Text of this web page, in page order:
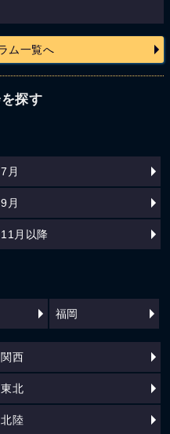
ム一覧へ
探す
7月
9月
11月以降
福岡
関西
東北
北陸